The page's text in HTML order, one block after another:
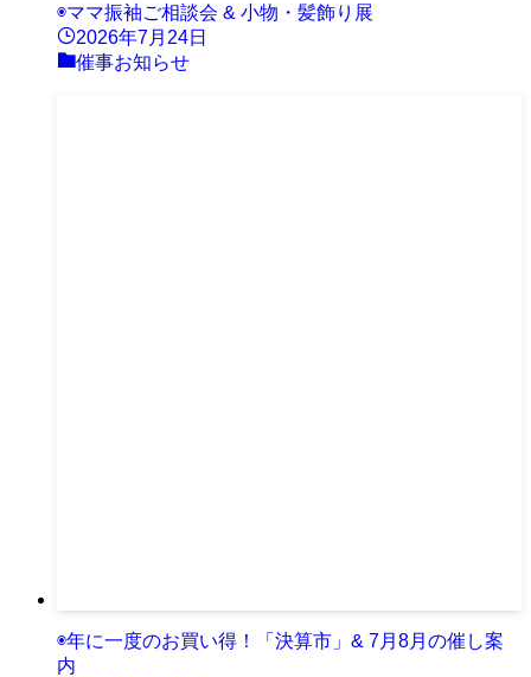
◉ママ振袖ご相談会 & 小物・髪飾り展
2026年7月24日
催事お知らせ
◉年に一度のお買い得！「決算市」& 7月8月の催し案
内